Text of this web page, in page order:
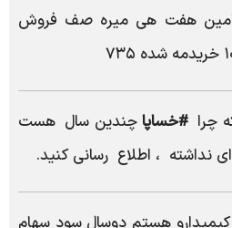
امین هفت هی میره صف فروش
چرا#خساپاچندین سال هست
نداشته ، اطلاع رسانی کنید.
هستم دوسال سود سهام